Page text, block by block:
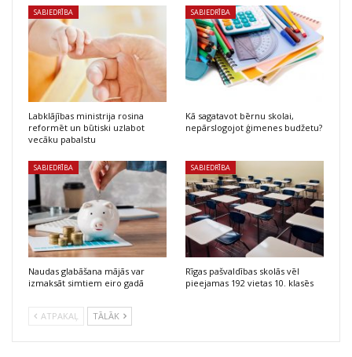
SABIEDRĪBA
Labklājības ministrija rosina
reformēt un būtiski uzlabot
vecāku pabalstu
SABIEDRĪBA
Kā sagatavot bērnu skolai,
nepārslogojot ģimenes budžetu?
SABIEDRĪBA
Naudas glabāšana mājās var
izmaksāt simtiem eiro gadā
SABIEDRĪBA
Rīgas pašvaldības skolās vēl
pieejamas 192 vietas 10. klasēs
ATPAKAĻ TĀLĀK